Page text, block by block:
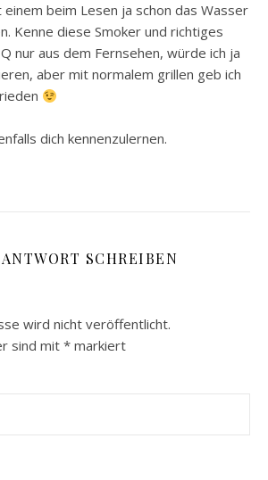
beim Lesen ja schon das Wasser
Kenne diese Smoker und richtiges
nur aus dem Fernsehen, würde ich ja
aber mit normalem grillen geb ich
dich kennenzulernen.
SCHREIBEN
wird nicht veröffentlicht.
sind mit * markiert